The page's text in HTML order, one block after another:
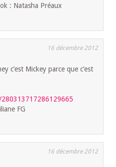
: Natasha Préaux
16 décembre 2012
c’est Mickey parce que c’est
FG
16 décembre 2012